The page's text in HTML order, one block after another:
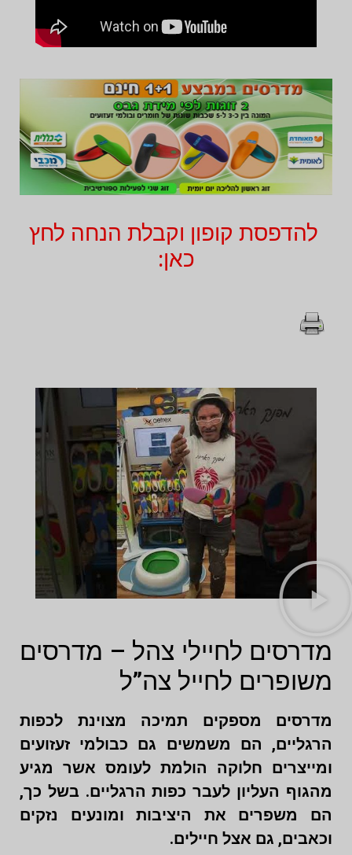
להדפסת קופון וקבלת הנחה לחץ
כאן:
מדרסים לחיילי צהל – מדרסים
משופרים לחייל צה”ל
מדרסים מספקים תמיכה מצוינת לכפות
הרגליים, הם משמשים גם כבולמי זעזועים
ומייצרים חלוקה הולמת לעומס אשר מגיע
מהגוף העליון לעבר כפות הרגליים. בשל כך,
הם משפרים את היציבות ומונעים נזקים
וכאבים, גם אצל חיילים.